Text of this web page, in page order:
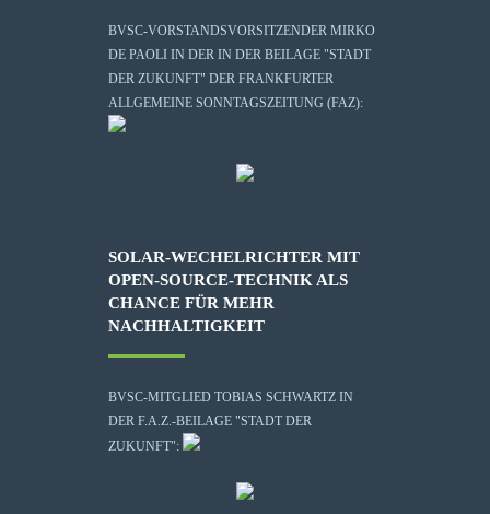
BVSC-VORSTANDSVORSITZENDER MIRKO
DE PAOLI IN DER IN DER BEILAGE "STADT
DER ZUKUNFT" DER FRANKFURTER
ALLGEMEINE SONNTAGSZEITUNG (FAZ):
SOLAR-WECHELRICHTER MIT
OPEN-SOURCE-TECHNIK ALS
CHANCE FÜR MEHR
NACHHALTIGKEIT
BVSC-MITGLIED TOBIAS SCHWARTZ IN
DER F.A.Z.-BEILAGE "STADT DER
ZUKUNFT":